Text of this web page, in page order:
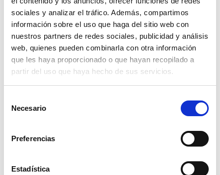
sociales y analizar el tráfico. Además, compartimos
información sobre el uso que haga del sitio web con
nuestros partners de redes sociales, publicidad y análisis
web, quienes pueden combinarla con otra información
que les haya proporcionado o que hayan recopilado a
partir del uso que haya hecho de sus servicios.
Necesario
Preferencias
Estadística